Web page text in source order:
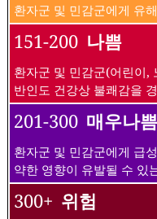
환자군 및 민감군에게 유
151-200 나쁨
환자군 및 민감군(어린이,
반인도 건강상 불쾌감을
201-300 매우나쁨
환자군 및 민감군에게 급
약한 영향이 유발될 수 있
300+ 위험